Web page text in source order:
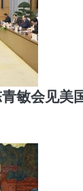
敏会见美